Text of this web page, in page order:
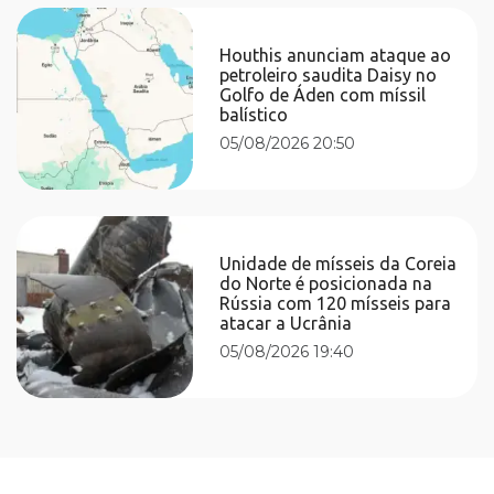
Houthis anunciam ataque ao
petroleiro saudita Daisy no
Golfo de Áden com míssil
balístico
05/08/2026 20:50
Unidade de mísseis da Coreia
do Norte é posicionada na
Rússia com 120 mísseis para
atacar a Ucrânia
05/08/2026 19:40